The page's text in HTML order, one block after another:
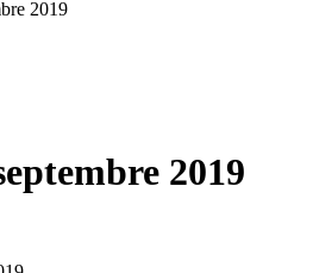
2019
2019